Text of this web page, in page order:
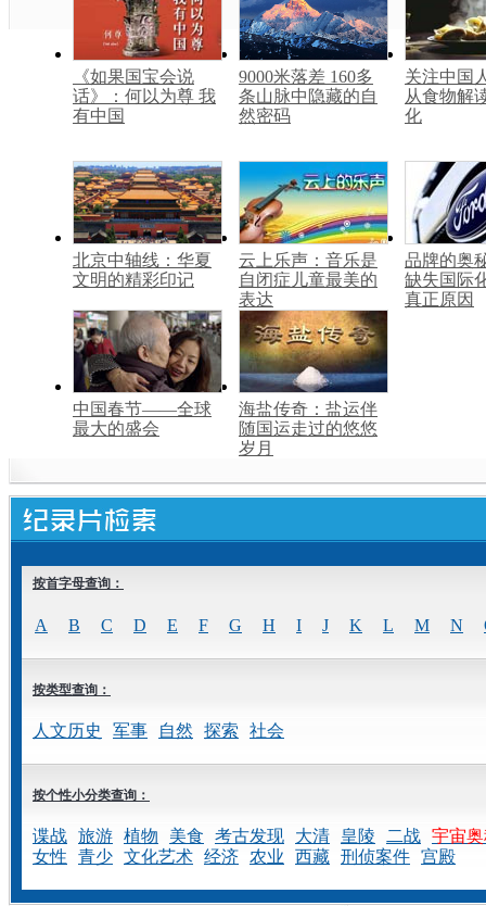
《如果国宝会说
话》：何以为尊 我
有中国
9000米落差 160多
条山脉中隐藏的自
然密码
关注中国
从食物解
化
北京中轴线：华夏
文明的精彩印记
云上乐声：音乐是
自闭症儿童最美的
表达
品牌的奥
缺失国际
真正原因
中国春节——全球
最大的盛会
海盐传奇：盐运伴
随国运走过的悠悠
岁月
按首字母查询：
A B C D E F G H I J K L M N
按类型查询：
人文历史 军事 自然 探索 社会
按个性小分类查询：
谍战 旅游 植物 美食 考古发现 大清 皇陵 二战 宇宙
女性
青少 文化艺术 经济 农业 西藏 刑侦案件 宫殿